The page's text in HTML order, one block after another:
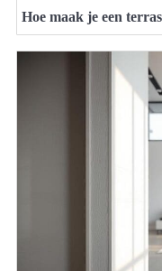
Hoe maak je een